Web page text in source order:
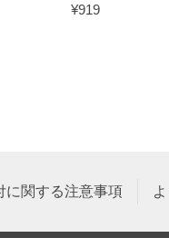
¥919
に関する注意事項